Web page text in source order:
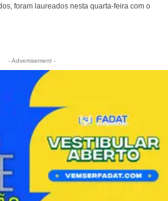
foram laureados nesta quarta-feira com o
- Advertisement -